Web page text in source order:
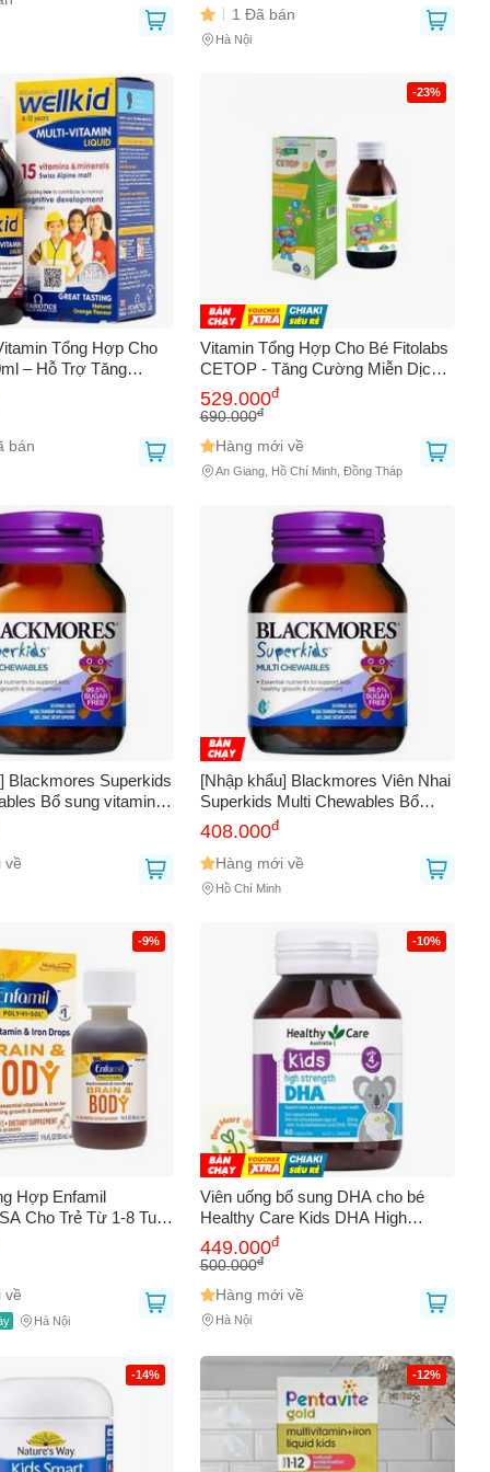
chiều cao1 Đã bán
Hà Nội
Tổng Hợp Cho
– Hỗ Trợ Tăng
Khỏe Và Đề Kháng -
Khẩu từ Anh
bán
-23%
Vitamin Tổng Hợp Cho Bé Fitolabs
CETOP - Tăng Cường Miễn Dịch
và Hấp Thu Dinh Dưỡng - Lọ
100ml dành cho Trẻ từ 1 tuổi
529.000đ
690.000đ
Hàng mới về
An Giang, Hồ Chí Minh, Đồng Tháp
Blackmores Superkids
Bổ sung vitamin
trẻ 2-12 tuổi (Hộp
về
[Nhập khẩu] Blackmores Viên Nhai
Superkids Multi Chewables Bổ
Sung Vitamin Cho Bé (Hộp 60
Viên)
408.000đ
Hàng mới về
Hồ Chí Minh
-9%
Hợp Enfamil
Cho Trẻ Từ 1-8 Tuổi
Thiết Yếu, Tăng
Kháng và Phát
về
Hà Nội
-10%
Viên uống bổ sung DHA cho bé
Healthy Care Kids DHA High
Strength cho trẻ từ 4 tháng tuổi
449.000đ
500.000đ
Hàng mới về
Hà Nội
-14% -12%